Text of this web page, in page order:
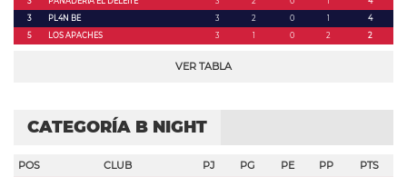
3
PL4N BE 3 2 0 1
4
5
LOS APACHES 3 1 0 2 2
VER TABLA
CATEGORÍA B NIGHT
POS CLUB PJ PG PE PP PTS